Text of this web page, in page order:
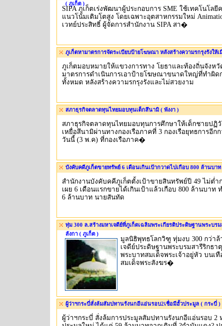
( ภูเก็ต )
SIPA ภูเก็ตเร่งพัฒนาผู้ประกอบการ SME ใช้เทคโนโลยี
แนวโน้มเติมโตสูง โดยเฉพาะอุตสาหกรรมใหม่
เวทย์ประสิทธิ์ ผู้จัดการสำนักงาน SIPA สา�
ภูเก็ตหามาตรการจัดระเบียบป้ายโฆษณา หลังสร้างความรกรุงรังให้เ
ภูเก็ตมอบหมายให้แขวงการทาง โยธาและท้องถิ่นจังหวั
มาตรการดำเนินการเอาป้ายโฆษณาขนาดใหญ่ที่ทำผิด
ทั้งหมด หลังสร้างความรกรุงรังและไม่สวยงาม
สภาธุรกิจตลาดทุนไทยมอบทุนเด็กสึนามิ ( พังงา )
สภาธุรกิจตลาดทุนไทยมอบทุนการศึกษาให้เด็กชายปฏิ
เหยื่อสึนามิผ่านทางกองเรือภาคที่ 3 กองเรือยุทธการอีก
วันนี้ (3 พ.ค) ที่กองเรือภาค�
บังคับคดีภูเก็ตขายทรัพย์ 6 เดือนเกินเป้ากวาดไปเกือบ 800 ล้านบาท
สำนักงานบังคับคคีภูเก็ตตั้งเป้าขายสินทรัพย์ปี 49 ไม่ต่ำ
เผย 6 เดือนแรกขายได้เกินเป้าแล้วเกือบ 800 ล้านบาท
6 ล้านบาท นายสันทัด
ทุ่ม 300 ล.สร้างมหาเจดีย์ที่ภูเก็ตเฉลิมพระเกียรติประดิษฐานพระบร
ลังกา ( ภูเก็ต )
มูลนิธิพุทธโลกวิฑู ทุ่มงบ 300 กว่าล้
เจดีย์ประดิษฐานพระบรมสารีริกธา
พระบาทสมเด็จพระเจ้าอยู่หัว บนเทื
สมเด็จพระสังฆร�
ผู้ว่าฯกระบี่สั่งล้มสัมปทานรังนกอีแอ่นรอบ2เชื่อมีฮั้วประมูล ( กระบี่ )
ผู้ว่าฯกระบี่ สั่งล้มการประมูลสัมปทานรังนกอีแอ่นรอบ 2